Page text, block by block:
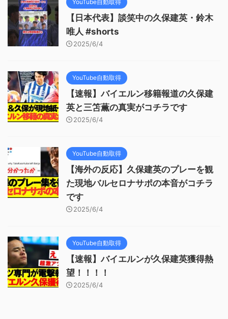
YouTube自動取得
【日本代表】談笑中の久保建英・鈴木
唯人 #shorts
2025/6/4
YouTube自動取得
【速報】バイエルン移籍報道の久保建
英と三笘薫の真実がコチラです
2025/6/4
YouTube自動取得
【海外の反応】久保建英のプレーを観
た現地バルセロナサポの本音がコチラ
です
2025/6/4
YouTube自動取得
【速報】バイエルンが久保建英獲得熱
望！！！！
2025/6/4